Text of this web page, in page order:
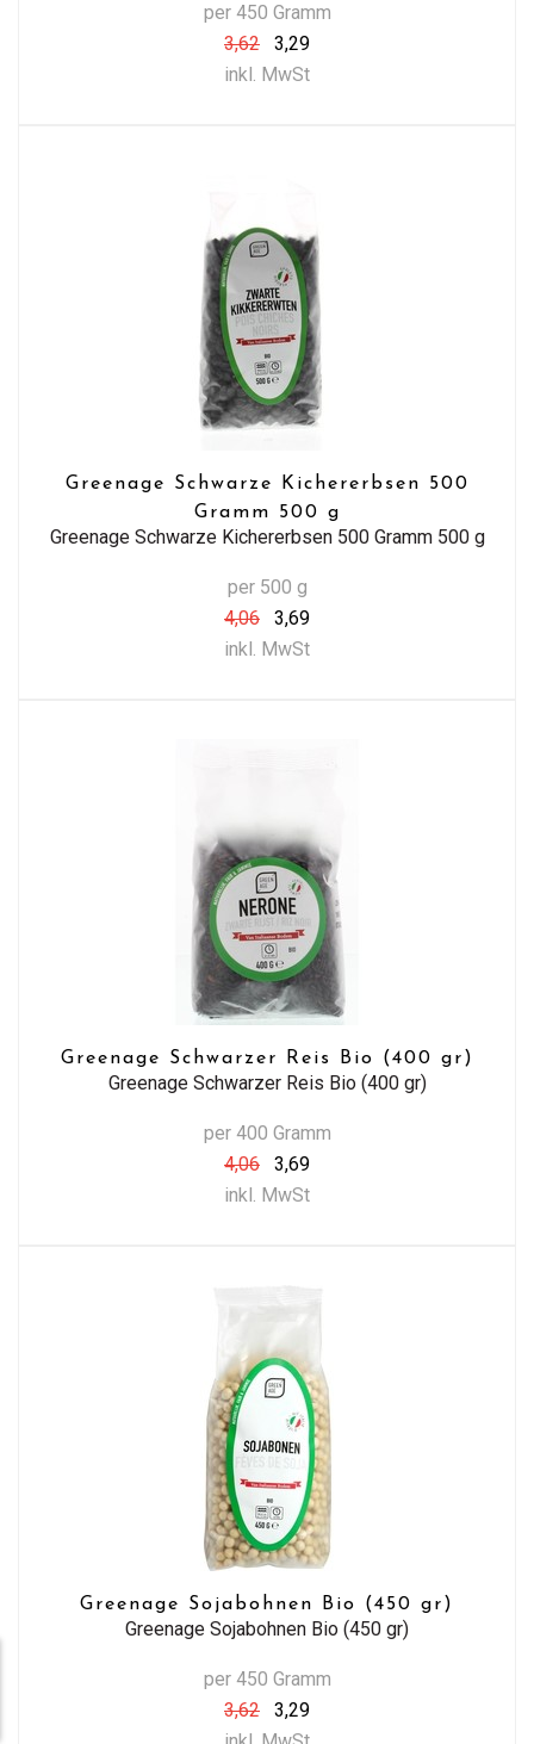
per 450 Gramm
3,62
3,29
inkl. MwSt
Greenage Schwarze Kichererbsen 500
Gramm 500 g
Greenage Schwarze Kichererbsen 500 Gramm 500 g
per 500 g
4,06
3,69
inkl. MwSt
Greenage Schwarzer Reis Bio (400 gr)
Greenage Schwarzer Reis Bio (400 gr)
per 400 Gramm
4,06
3,69
inkl. MwSt
Greenage Sojabohnen Bio (450 gr)
Greenage Sojabohnen Bio (450 gr)
per 450 Gramm
3,62
3,29